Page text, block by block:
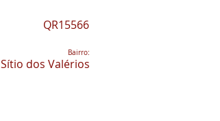
QR15566
Sítio dos Valérios
Bairro: